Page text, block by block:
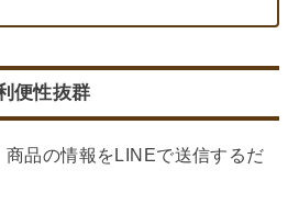
便性抜群
品の情報をLINEで送信するだ